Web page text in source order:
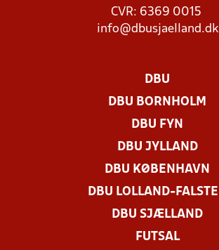
CVR: 6369 0015
info@dbusjaelland.dk
DBU
DBU BORNHOLM
DBU FYN
DBU JYLLAND
DBU KØBENHAVN
DBU LOLLAND-
DBU SJÆLLAND
FUTSAL